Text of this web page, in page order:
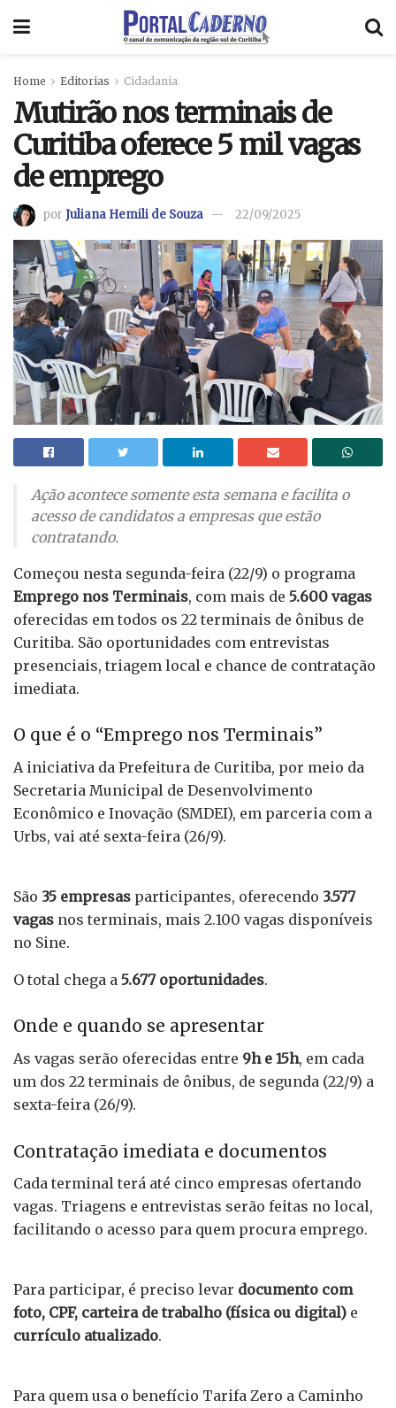
Home Editorias Cidadania
Mutirão nos terminais de
Curitiba oferece 5 mil vagas
de emprego
por Juliana Hemili de Souza 22/09/2025
Ação acontece somente esta semana e facilita o
acesso de candidatos a empresas que estão
contratando.
Começou nesta segunda-feira (22/9) o programa
Emprego nos Terminais, com mais de 5.600 vagas
oferecidas em todos os 22 terminais de ônibus de
Curitiba. São oportunidades com entrevistas
presenciais, triagem local e chance de contratação
imediata.
O que é o “Emprego nos Terminais”
A iniciativa da Prefeitura de Curitiba, por meio da
Secretaria Municipal de Desenvolvimento
Econômico e Inovação (SMDEI), em parceria com a
Urbs, vai até sexta-feira (26/9).
São 35 empresas participantes, oferecendo 3.577
vagas nos terminais, mais 2.100 vagas disponíveis
no Sine.
O total chega a 5.677 oportunidades.
Onde e quando se apresentar
As vagas serão oferecidas entre 9h e 15h, em cada
um dos 22 terminais de ônibus, de segunda (22/9) a
sexta-feira (26/9).
Contratação imediata e documentos
Cada terminal terá até cinco empresas ofertando
vagas. Triagens e entrevistas serão feitas no local,
facilitando o acesso para quem procura emprego.
Para participar, é preciso levar documento com
foto, CPF, carteira de trabalho (física ou digital) e
currículo atualizado.
Para quem usa o benefício Tarifa Zero a Caminho